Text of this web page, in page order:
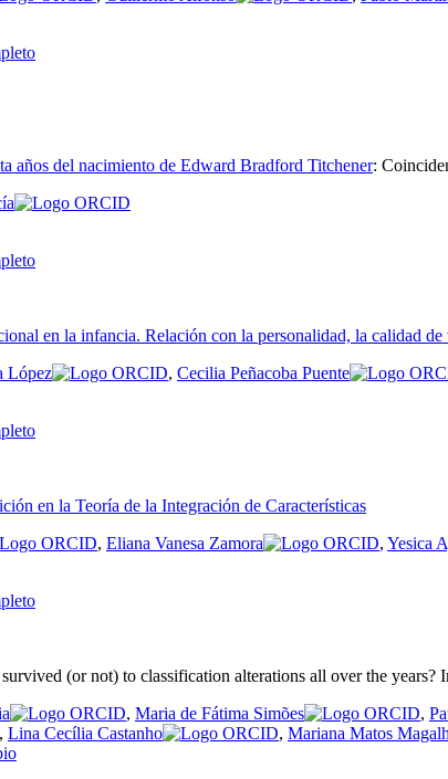
años del nacimiento de Edward Bradford Titchener:
en la infancia. Relación con la personalidad, la calidad
López
, Cecilia Peñacoba Puente
en la Teoría de la Integración de Características
, Eliana Vanesa Zamora , Yesica
(or not) to classification alterations all over the years?
, Maria de Fátima Simões ,
, Lina Cecília Castanho , Mariana Matos